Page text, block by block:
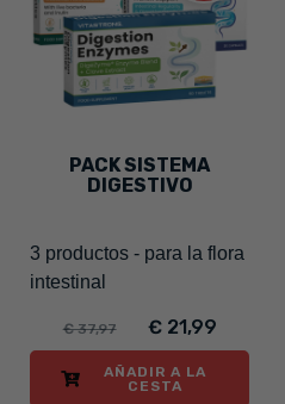
PACK SISTEMA
DIGESTIVO
3 productos - para la flora
intestinal
€ 37,97 € 21,99
AÑADIR A LA
CESTA